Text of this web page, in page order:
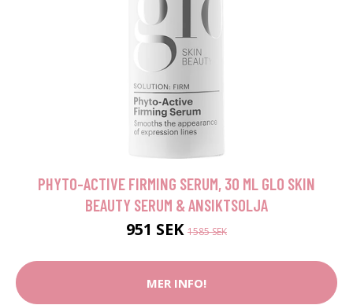
PHYTO-ACTIVE FIRMING SERUM, 30 ML GLO SKIN
BEAUTY SERUM & ANSIKTSOLJA
951 SEK 1585 SEK
MER INFO!